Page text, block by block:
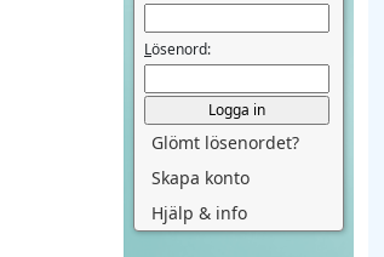
Lösenord:
Glömt lösenordet?
Skapa konto
Hjälp & info